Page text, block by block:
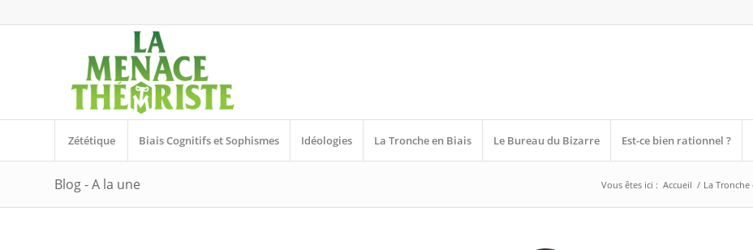
Zététique Biais Cognitifs et Sophismes Idéologies La Tronche en Biais Le Bureau du Bizarre Est-ce bien rationnel ?
Blog - A la une Vous êtes ici : Accueil / La Tronche